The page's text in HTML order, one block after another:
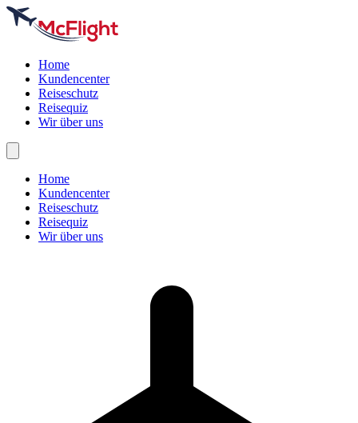
Home
Kundencenter
Reiseschutz
Reisequiz
Wir über uns
Home
Kundencenter
Reiseschutz
Reisequiz
Wir über uns